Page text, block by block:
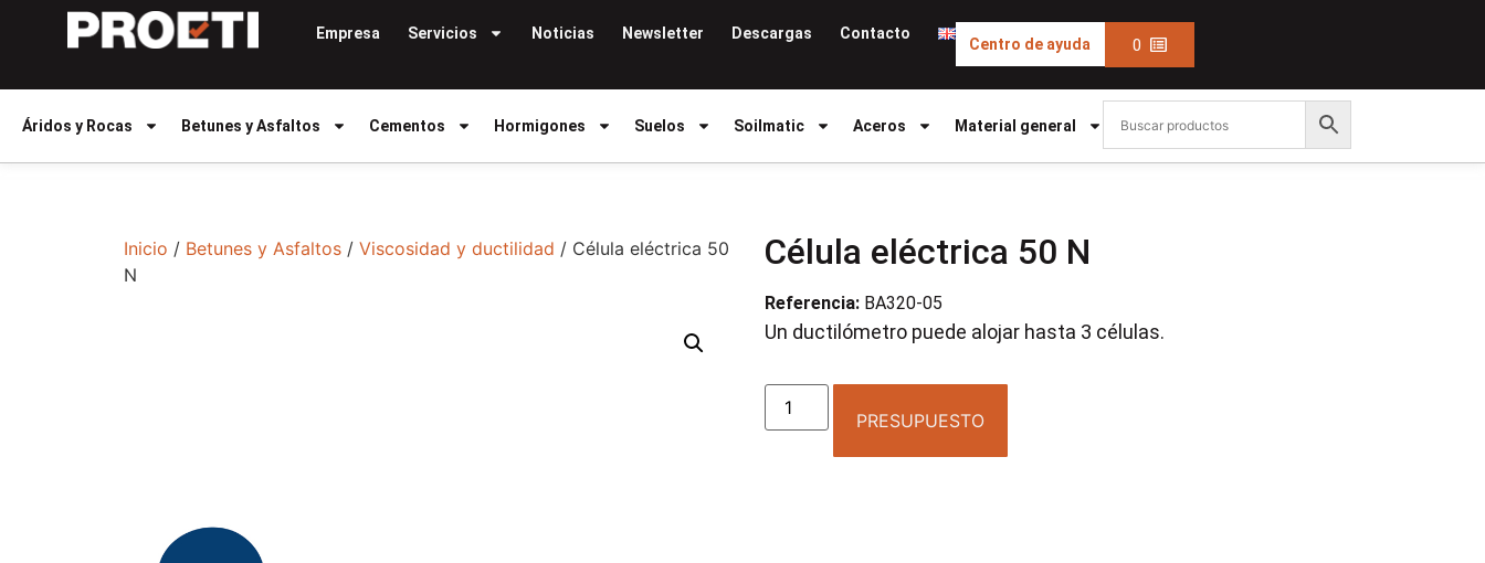
Empresa Servicios Noticias Newsletter Descargas Contacto
Centro de ayuda 0
Áridos y Rocas Betunes y Asfaltos Cementos Hormigones Suelos Soilmatic Aceros Material general
Inicio / Betunes y Asfaltos / Viscosidad y ductilidad / Célula eléctrica 50
N
Célula eléctrica 50 N
Referencia: BA320-05
Un ductilómetro puede alojar hasta 3 células.
PRESUPUESTO